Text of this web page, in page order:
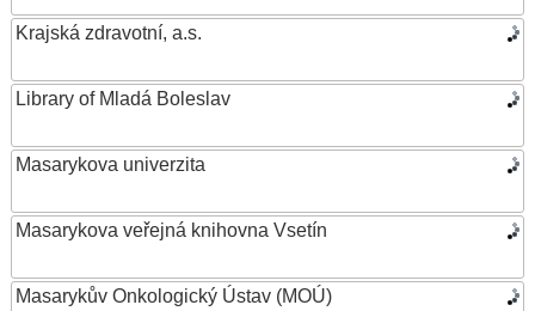
Krajská zdravotní, a.s.
Library of Mladá Boleslav
Masarykova univerzita
Masarykova veřejná knihovna Vsetín
Masarykův Onkologický Ústav (MOÚ)